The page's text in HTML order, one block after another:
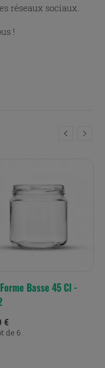
réseaux sociaux.
!
Basse 45 Cl -
€
de 6